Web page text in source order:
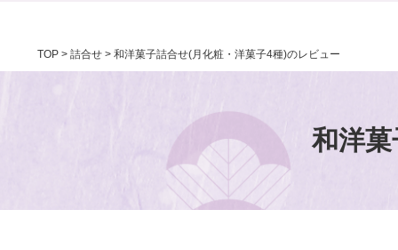
TOP 詰合せ 和洋菓子詰合せ(月化粧・洋菓子4種)のレビュー
和洋